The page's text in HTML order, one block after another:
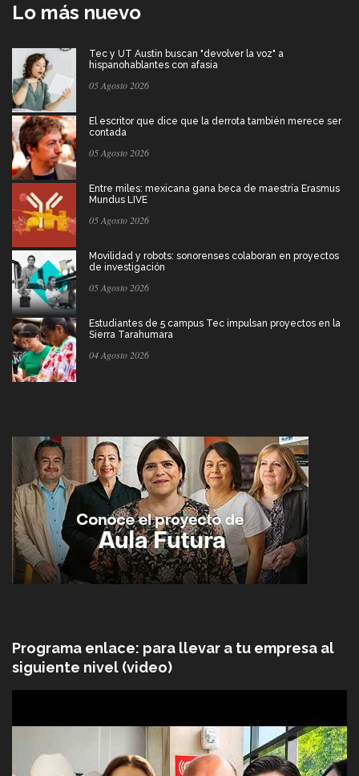
Lo más nuevo
Tec y UT Austin buscan "devolver la voz" a
hispanohablantes con afasia
05 Agosto 2026
El escritor que dice que la derrota también merece ser
contada
05 Agosto 2026
Entre miles: mexicana gana beca de maestría Erasmus
Mundus LIVE
05 Agosto 2026
Movilidad y robots: sonorenses colaboran en proyectos
de investigación
05 Agosto 2026
Estudiantes de 5 campus Tec impulsan proyectos en la
Sierra Tarahumara
04 Agosto 2026
Programa enlace: para llevar a tu empresa al
siguiente nivel (video)